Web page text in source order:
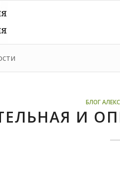
БЛОГ
И